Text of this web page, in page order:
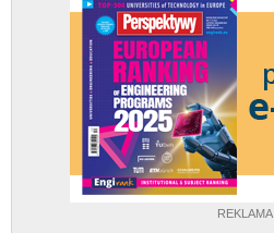
REKLAMA